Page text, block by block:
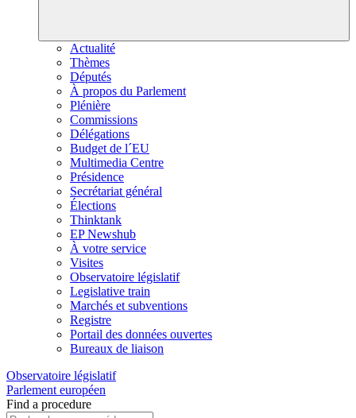
Actualité
Thèmes
Députés
À propos du Parlement
Plénière
Commissions
Délégations
Budget de l´EU
Multimedia Centre
Présidence
Secrétariat général
Élections
Thinktank
EP Newshub
À votre service
Visites
Observatoire législatif
Legislative train
Marchés et subventions
Registre
Portail des données ouvertes
Bureaux de liaison
Observatoire législatif
Parlement européen
Find a procedure